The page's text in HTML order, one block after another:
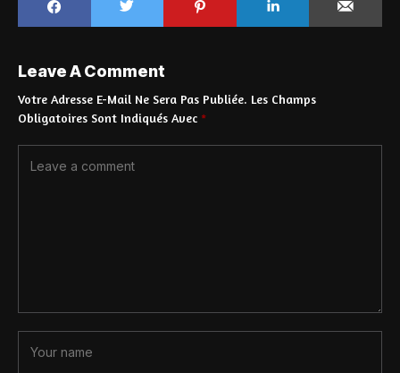
Leave A Comment
Votre Adresse E-Mail Ne Sera Pas Publiée. Les Champs
Obligatoires Sont Indiqués Avec *